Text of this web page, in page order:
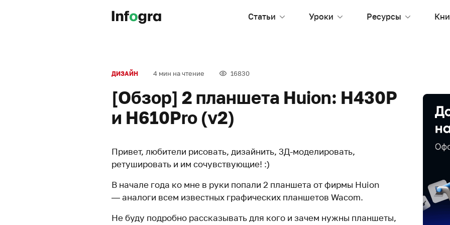
Статьи Уроки Ресурсы
ДИЗАЙН 4 мин на чтение 16830
[Обзор] 2 планшета Huion: H430P
и H610Pro (v2)
Привет, любители рисовать, дизайнить, 3Д-моделировать,
ретушировать и им сочувствующие! :)
В начале года ко мне в руки попали 2 планшета от фирмы Huion
— аналоги всем известных графических планшетов Wacom.
Не буду подробно рассказывать для кого и зачем нужны планшеты,